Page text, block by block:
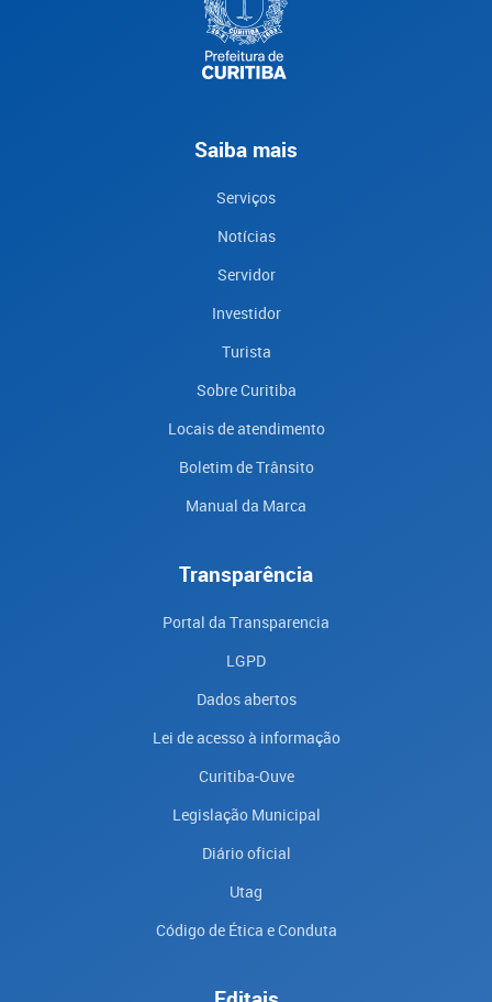
Saiba mais
Serviços
Notícias
Servidor
Investidor
Turista
Sobre Curitiba
Locais de atendimento
Boletim de Trânsito
Manual da Marca
Transparência
Portal da Transparencia
LGPD
Dados abertos
Lei de acesso à informação
Curitiba-Ouve
Legislação Municipal
Diário oficial
Utag
Código de Ética e Conduta